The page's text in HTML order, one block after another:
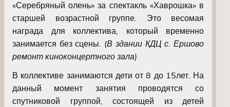
«Серебряный олень» за спектакль «Хаврошка» в
старшей возрастной группе. Это весомая
награда для коллектива, который временно
занимается без сцены. (В здании КДЦ с. Ершово
ремонт киноконцертного зала)
В коллективе занимаются дети от 8 до 15лет. На
данный момент занятия проводятся со
спутниковой группой, состоящей из детей